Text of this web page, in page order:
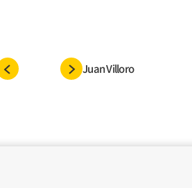
Juan Villoro